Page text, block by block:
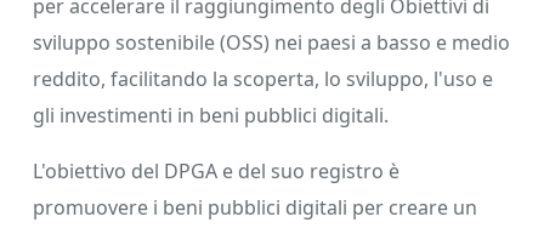
per accelerare il raggiungimento degli Obiettivi di
sviluppo sostenibile (OSS) nei paesi a basso e medio
reddito, facilitando la scoperta, lo sviluppo, l'uso e
gli investimenti in beni pubblici digitali.
L'obiettivo del DPGA e del suo registro è
promuovere i beni pubblici digitali per creare un